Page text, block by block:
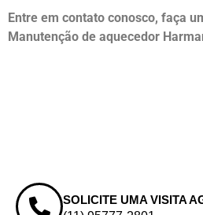
Entre em contato conosco, faça
Manutenção de aquecedor
SOLICITE UMA VISITA